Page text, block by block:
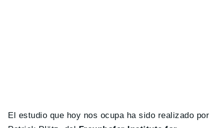
El estudio que hoy nos ocupa ha sido realizado por